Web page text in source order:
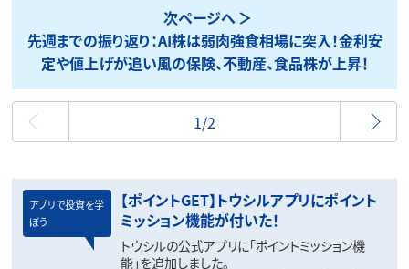
次ページへ
先週までの振り返り：AI株は弱肉強食相場に突入！金利安
定や値上げが追い風の保険、不動産、食品株が上昇！
最初
1/2
アプリで投資を学
ぼう
【ポイントGET】トウシルアプリにポイント
ミッション機能が付いた！
トウシルの公式アプリに「ポイントミッション機
能」を追加しました。